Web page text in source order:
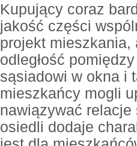
Kupujący coraz
jakość części
projekt
odległość
sąsiadowi w okna i
mieszkańcy mogli
nawiązywać
osiedli dodaje